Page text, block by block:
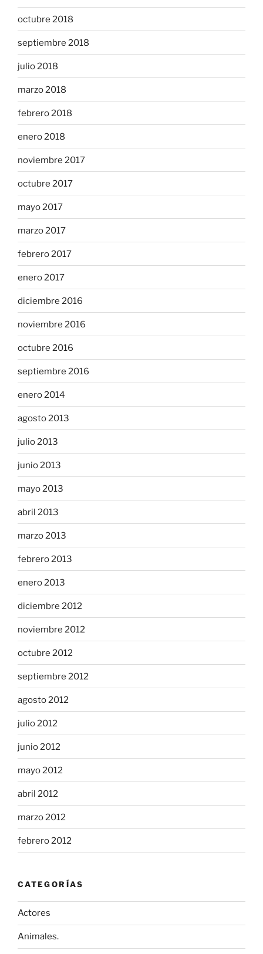
octubre 2018
septiembre 2018
julio 2018
marzo 2018
febrero 2018
enero 2018
noviembre 2017
octubre 2017
mayo 2017
marzo 2017
febrero 2017
enero 2017
diciembre 2016
noviembre 2016
octubre 2016
septiembre 2016
enero 2014
agosto 2013
julio 2013
junio 2013
mayo 2013
abril 2013
marzo 2013
febrero 2013
enero 2013
diciembre 2012
noviembre 2012
octubre 2012
septiembre 2012
agosto 2012
julio 2012
junio 2012
mayo 2012
abril 2012
marzo 2012
febrero 2012
CATEGORÍAS
Actores
Animales.